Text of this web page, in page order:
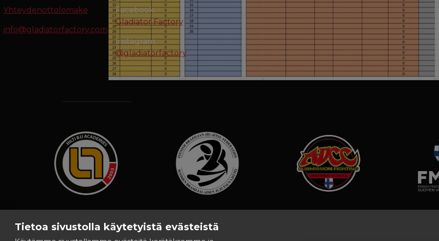
Tietoa sivustolla käytetyistä evästeistä
Yhteydenottolomake
info@gladiatorfactory.com
Facebook:
Gladiator Factory
Instagram:
@gladiatorfactory